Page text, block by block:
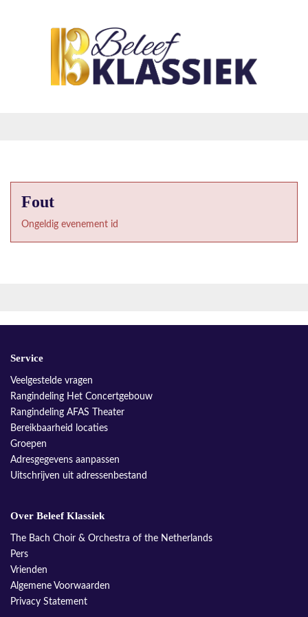
Fout
Ongeldig evenement id
Service
Veelgestelde vragen
Rangindeling Het Concertgebouw
Rangindeling AFAS Theater
Bereikbaarheid locaties
Groepen
Adresgegevens aanpassen
Uitschrijven uit adressenbestand
Over Beleef Klassiek
The Bach Choir & Orchestra of the Netherlands
Pers
Vrienden
Algemene Voorwaarden
Privacy Statement